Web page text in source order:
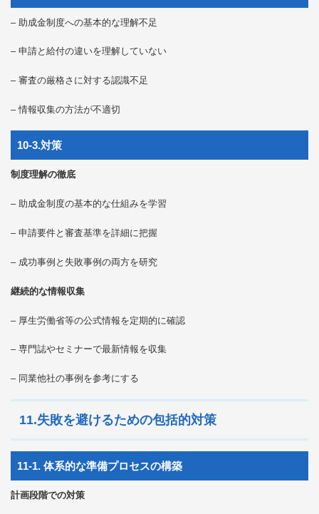
– 助成金制度への基本的な理解不足
– 申請と給付の違いを理解していない
– 審査の厳格さに対する認識不足
– 情報収集の方法が不適切
10-3.対策
制度理解の徹底
– 助成金制度の基本的な仕組みを学習
– 申請要件と審査基準を詳細に把握
– 成功事例と失敗事例の両方を研究
継続的な情報収集
– 厚生労働省等の公式情報を定期的に確認
– 専門誌やセミナーで最新情報を収集
– 同業他社の事例を参考にする
11.失敗を避けるための包括的対策
11-1. 体系的な準備プロセスの構築
計画段階での対策